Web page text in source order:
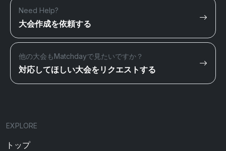
Need Help?
大会作成を依頼する
他の大会もMatchdayで見たいですか？
対応してほしい大会をリクエストする
EXPLORE
トップ